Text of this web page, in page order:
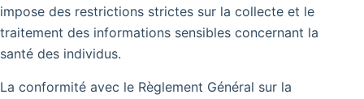
impose des restrictions strictes sur la collecte et le
traitement des informations sensibles concernant la
santé des individus.
La conformité avec le Règlement Général sur la